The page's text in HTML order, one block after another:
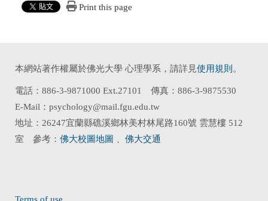
Print this page
本網站著作權屬於佛光大學 心理學系，請詳見使用規則 。
電話：886-3-9871000 Ext.27101 傳真：886-3-9875530
E-Mail：psychology@mail.fgu.edu.tw
地址：26247宜蘭縣礁溪鄉林美村林尾路160號 雲慧樓 512
室 參考： 佛大校圖地圖 、 佛大交通